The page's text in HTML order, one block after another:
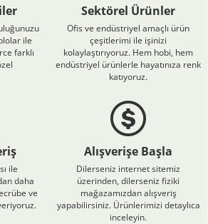
ile
farklı
Sektörel Ürünler
Ofis ve endüstriyel amaçlı ürün
çeşitlerimi ile işinizi
kolaylaştırıyoruz. Hem hobi, hem
endüstriyel ürünlerle hayatınıza renk
katıyoruz.
ile
daha
ve
Alışverişe Başla
Dilerseniz internet sitemiz
üzerinden, dilerseniz fiziki
mağazamızdan alışveriş
yapabilirsiniz. Ürünlerimizi detaylıca
inceleyin.